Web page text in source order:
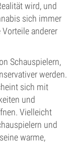
wird, und
sich immer
anderer
Schauspielern,
werden.
sich mit
und
Vielleicht
und
warme,